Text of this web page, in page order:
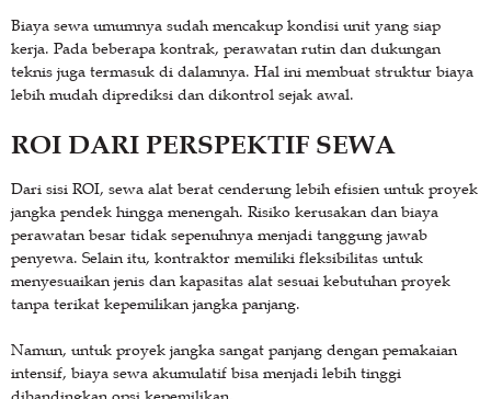
Biaya sewa umumnya sudah mencakup kondisi unit yang siap
kerja. Pada beberapa kontrak, perawatan rutin dan dukungan
teknis juga termasuk di dalamnya. Hal ini membuat struktur biaya
lebih mudah diprediksi dan dikontrol sejak awal.
ROI DARI PERSPEKTIF SEWA
Dari sisi ROI, sewa alat berat cenderung lebih efisien untuk proyek
jangka pendek hingga menengah. Risiko kerusakan dan biaya
perawatan besar tidak sepenuhnya menjadi tanggung jawab
penyewa. Selain itu, kontraktor memiliki fleksibilitas untuk
menyesuaikan jenis dan kapasitas alat sesuai kebutuhan proyek
tanpa terikat kepemilikan jangka panjang.
Namun, untuk proyek jangka sangat panjang dengan pemakaian
intensif, biaya sewa akumulatif bisa menjadi lebih tinggi